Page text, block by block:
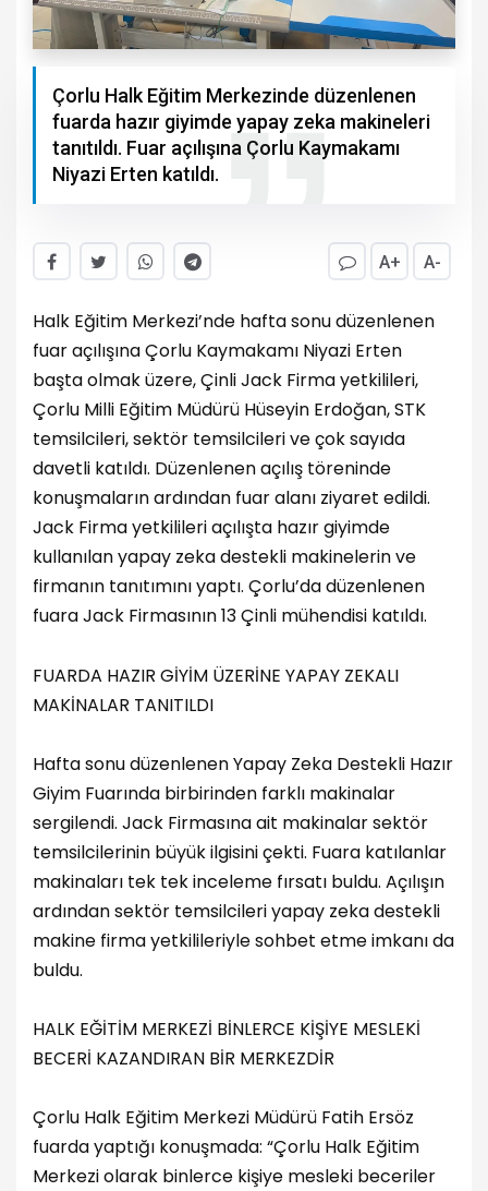
Çorlu Halk Eğitim Merkezinde düzenlenen
fuarda hazır giyimde yapay zeka makineleri
tanıtıldı. Fuar açılışına Çorlu Kaymakamı
Niyazi Erten katıldı.
A+ A-
Halk Eğitim Merkezi’nde hafta sonu düzenlenen
fuar açılışına Çorlu Kaymakamı Niyazi Erten
başta olmak üzere, Çinli Jack Firma yetkilileri,
Çorlu Milli Eğitim Müdürü Hüseyin Erdoğan, STK
temsilcileri, sektör temsilcileri ve çok sayıda
davetli katıldı. Düzenlenen açılış töreninde
konuşmaların ardından fuar alanı ziyaret edildi.
Jack Firma yetkilileri açılışta hazır giyimde
kullanılan yapay zeka destekli makinelerin ve
firmanın tanıtımını yaptı. Çorlu’da düzenlenen
fuara Jack Firmasının 13 Çinli mühendisi katıldı.
FUARDA HAZIR GİYİM ÜZERİNE YAPAY ZEKALI
MAKİNALAR TANITILDI
Hafta sonu düzenlenen Yapay Zeka Destekli Hazır
Giyim Fuarında birbirinden farklı makinalar
sergilendi. Jack Firmasına ait makinalar sektör
temsilcilerinin büyük ilgisini çekti. Fuara katılanlar
makinaları tek tek inceleme fırsatı buldu. Açılışın
ardından sektör temsilcileri yapay zeka destekli
makine firma yetkilileriyle sohbet etme imkanı da
buldu.
HALK EĞİTİM MERKEZİ BİNLERCE KİŞİYE MESLEKİ
BECERİ KAZANDIRAN BİR MERKEZDİR
Çorlu Halk Eğitim Merkezi Müdürü Fatih Ersöz
fuarda yaptığı konuşmada: “Çorlu Halk Eğitim
Merkezi olarak binlerce kişiye mesleki beceriler